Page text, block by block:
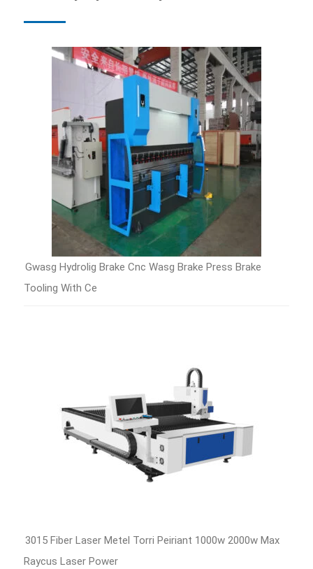
Gwasg Hydrolig Brake Cnc Wasg Brake Press Brake
Tooling With Ce
3015 Fiber Laser Metel Torri Peiriant 1000w 2000w Max
Raycus Laser Power